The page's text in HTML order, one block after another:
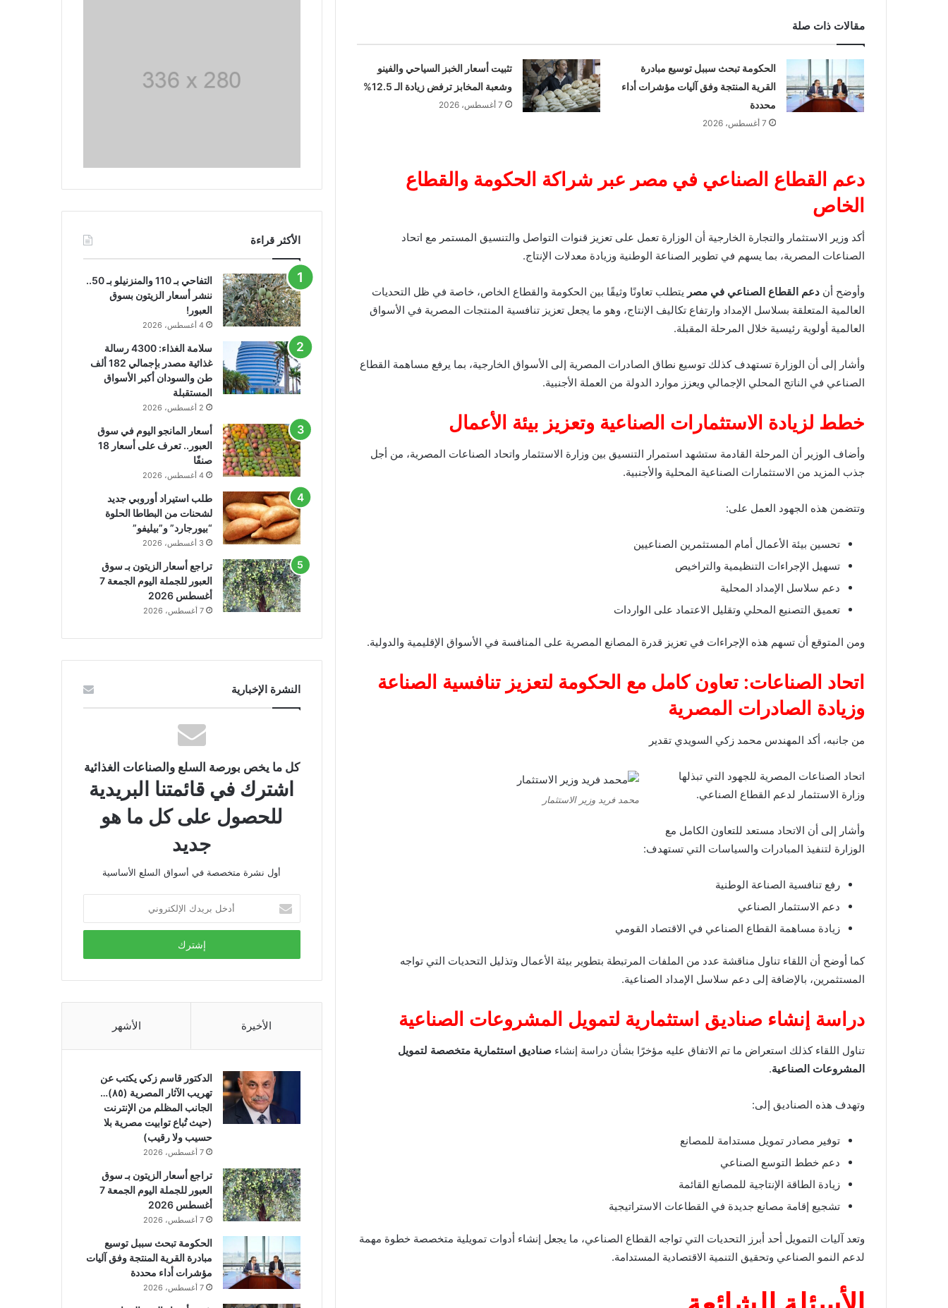
مقالات ذات صلة
الحكومة تبحث سببل توسيع مبادرة
القرية المنتجة وفق آليات مؤشرات أداء
محددة
7 أغسطس، 2026
تثبيت أسعار الخبز السياحي والفينو
وشعبة المخابز ترفض زيادة الـ 12.5%
7 أغسطس، 2026
دعم القطاع الصناعي في مصر عبر شراكة الحكومة والقطاع
الخاص
أكد وزير الاستثمار والتجارة الخارجية أن الوزارة تعمل على تعزيز قنوات التواصل والتنسيق المستمر مع اتحاد
الصناعات المصرية، بما يسهم في تطوير الصناعة الوطنية وزيادة معدلات الإنتاج.
وأوضح أن دعم القطاع الصناعي في مصر يتطلب تعاونًا وثيقًا بين الحكومة والقطاع الخاص، خاصة في ظل التحديات
العالمية المتعلقة بسلاسل الإمداد وارتفاع تكاليف الإنتاج، وهو ما يجعل تعزيز تنافسية المنتجات المصرية في الأسواق
العالمية أولوية رئيسية خلال المرحلة المقبلة.
وأشار إلى أن الوزارة تستهدف كذلك توسيع نطاق الصادرات المصرية إلى الأسواق الخارجية، بما يرفع مساهمة القطاع
الصناعي في الناتج المحلي الإجمالي ويعزز موارد الدولة من العملة الأجنبية.
خطط لزيادة الاستثمارات الصناعية وتعزيز بيئة الأعمال
وأضاف الوزير أن المرحلة القادمة ستشهد استمرار التنسيق بين وزارة الاستثمار واتحاد الصناعات المصرية، من أجل
جذب المزيد من الاستثمارات الصناعية المحلية والأجنبية.
وتتضمن هذه الجهود العمل على:
تحسين بيئة الأعمال أمام المستثمرين الصناعيين
تسهيل الإجراءات التنظيمية والتراخيص
دعم سلاسل الإمداد المحلية
تعميق التصنيع المحلي وتقليل الاعتماد على الواردات
ومن المتوقع أن تسهم هذه الإجراءات في تعزيز قدرة المصانع المصرية على المنافسة في الأسواق الإقليمية والدولية.
اتحاد الصناعات: تعاون كامل مع الحكومة لتعزيز تنافسية الصناعة
وزيادة الصادرات المصرية
من جانبه، أكد المهندس محمد زكي السويدي تقدير
محمد فريد وزير الاستثمار
اتحاد الصناعات المصرية للجهود التي تبذلها
وزارة الاستثمار لدعم القطاع الصناعي.
وأشار إلى أن الاتحاد مستعد للتعاون الكامل مع
الوزارة لتنفيذ المبادرات والسياسات التي تستهدف:
رفع تنافسية الصناعة الوطنية
دعم الاستثمار الصناعي
زيادة مساهمة القطاع الصناعي في الاقتصاد القومي
كما أوضح أن اللقاء تناول مناقشة عدد من الملفات المرتبطة بتطوير بيئة الأعمال وتذليل التحديات التي تواجه
المستثمرين، بالإضافة إلى دعم سلاسل الإمداد الصناعية.
دراسة إنشاء صناديق استثمارية لتمويل المشروعات الصناعية
تناول اللقاء كذلك استعراض ما تم الاتفاق عليه مؤخرًا بشأن دراسة إنشاء صناديق استثمارية متخصصة لتمويل
المشروعات الصناعية.
وتهدف هذه الصناديق إلى:
توفير مصادر تمويل مستدامة للمصانع
دعم خطط التوسع الصناعي
زيادة الطاقة الإنتاجية للمصانع القائمة
تشجيع إقامة مصانع جديدة في القطاعات الاستراتيجية
وتعد آليات التمويل أحد أبرز التحديات التي تواجه القطاع الصناعي، ما يجعل إنشاء أدوات تمويلية متخصصة خطوة مهمة
لدعم النمو الصناعي وتحقيق التنمية الاقتصادية المستدامة.
الأكثر قراءة
التفاحي بـ 110 والمنزنيلو بـ 50..
ننشر أسعار الزيتون بسوق
العبور!
4 أغسطس، 2026
سلامة الغذاء: 4300 رسالة
غذائية مصدر بإجمالي 182 ألف
طن والسودان أكبر الأسواق
المستقبلة
2 أغسطس، 2026
أسعار المانجو اليوم في سوق
العبور.. تعرف على أسعار 18
صنفًا
4 أغسطس، 2026
طلب استيراد أوروبي جديد
لشحنات من البطاطا الحلوة
“بيورجارد” و”بيليفو”
3 أغسطس، 2026
تراجع أسعار الزيتون بـ سوق
العبور للجملة اليوم الجمعة 7
أغسطس 2026
7 أغسطس، 2026
النشرة الإخبارية
كل ما يخص بورصة السلع والصناعات الغذائية
اشترك في قائمتنا البريدية
للحصول على كل ما هو
جديد
أول نشرة متخصصة في أسواق السلع الأساسية
بريدك
الإلكتروني
الأخيرة الأشهر
الدكتور قاسم زكي يكتب عن
تهريب الآثار المصرية (٨٥)…
الجانب المظلم من الإنترنت
(حيث تُباع توابيت مصرية بلا
حسيب ولا رقيب)
7 أغسطس، 2026
تراجع أسعار الزيتون بـ سوق
العبور للجملة اليوم الجمعة 7
أغسطس 2026
7 أغسطس، 2026
الحكومة تبحث سببل توسيع
مبادرة القرية المنتجة وفق آليات
مؤشرات أداء محددة
7 أغسطس، 2026